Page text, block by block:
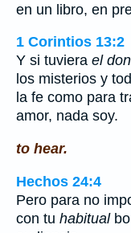
en un libro, en
1 Corintios 13:2
Y si tuviera el
los misterios y
la fe como para
amor, nada soy.
to hear.
Hechos 24:4
Pero para no
con tu habitual